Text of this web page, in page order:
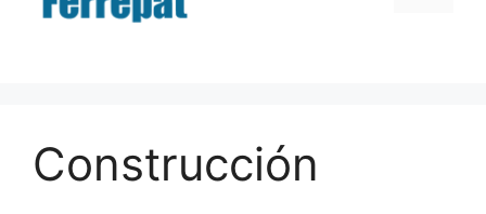
Construcción